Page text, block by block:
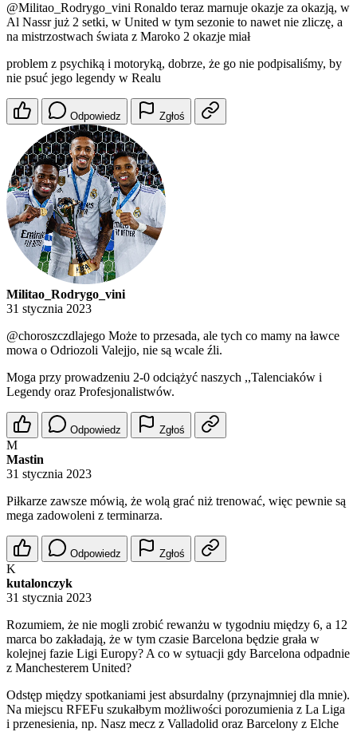
@Militao_Rodrygo_vini Ronaldo teraz marnuje okazje za okazją, w
Al Nassr już 2 setki, w United w tym sezonie to nawet nie zliczę, a
na mistrzostwach świata z Maroko 2 okazje miał
problem z psychiką i motoryką, dobrze, że go nie podpisaliśmy, by
nie psuć jego legendy w Realu
Odpowiedz Zgłoś
Militao_Rodrygo_vini
31 stycznia 2023
@choroszczdlajego Może to przesada, ale tych co mamy na ławce
mowa o Odriozoli Valejjo, nie są wcale źli.
Moga przy prowadzeniu 2-0 odciążyć naszych ,,Talenciaków i
Legendy oraz Profesjonalistwów.
Odpowiedz Zgłoś
M
Mastin
31 stycznia 2023
Piłkarze zawsze mówią, że wolą grać niż trenować, więc pewnie są
mega zadowoleni z terminarza.
Odpowiedz Zgłoś
K
kutalonczyk
31 stycznia 2023
Rozumiem, że nie mogli zrobić rewanżu w tygodniu między 6, a 12
marca bo zakładają, że w tym czasie Barcelona będzie grała w
kolejnej fazie Ligi Europy? A co w sytuacji gdy Barcelona odpadnie
z Manchesterem United?
Odstęp między spotkaniami jest absurdalny (przynajmniej dla mnie).
Na miejscu RFEFu szukałbym możliwości porozumienia z La Liga
i przenesienia, np. Nasz mecz z Valladolid oraz Barcelony z Elche